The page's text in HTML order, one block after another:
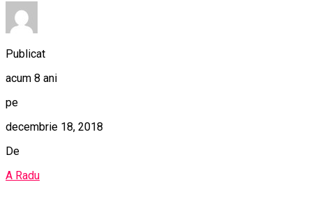
Publicat
acum 8 ani
pe
decembrie 18, 2018
De
A Radu